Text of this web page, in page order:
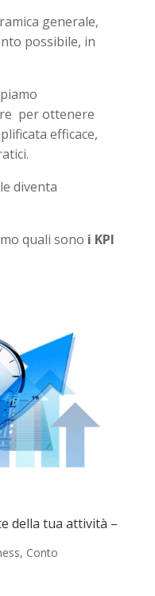
generale,
possibile, in
per ottenere
efficace,
diventa
quali sono i KPI
della tua attività –
, Conto